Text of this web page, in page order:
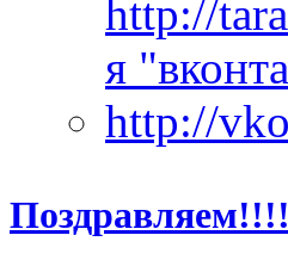
Поздравляем!!!!